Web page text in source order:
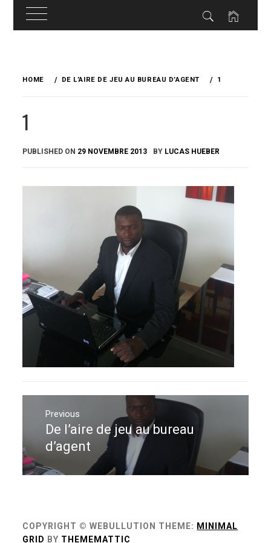
HOME DE L’AIRE DE JEU AU BUREAU D’AGENT 1
1
PUBLISHED ON 29 NOVEMBRE 2013 BY LUCAS HUEBER
Navigation
l’article
Previous
Previous
post:
De l’aire de jeu au bureau
d’agent
COPYRIGHT © WEBULLUTION THEME: MINIMAL
GRID BY THEMEMATTIC